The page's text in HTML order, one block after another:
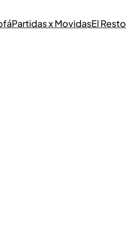
Partidas x MovidasEl Resto